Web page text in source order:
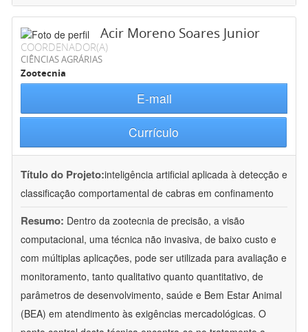
Acir Moreno Soares Junior
COORDENADOR(A)
CIÊNCIAS AGRÁRIAS
Zootecnia
E-mail
Currículo
Título do Projeto:inteligência artificial aplicada à detecção e
classificação comportamental de cabras em confinamento
Resumo: Dentro da zootecnia de precisão, a visão
computacional, uma técnica não invasiva, de baixo custo e
com múltiplas aplicações, pode ser utilizada para avaliação e
monitoramento, tanto qualitativo quanto quantitativo, de
parâmetros de desenvolvimento, saúde e Bem Estar Animal
(BEA) em atendimento às exigências mercadológicas. O